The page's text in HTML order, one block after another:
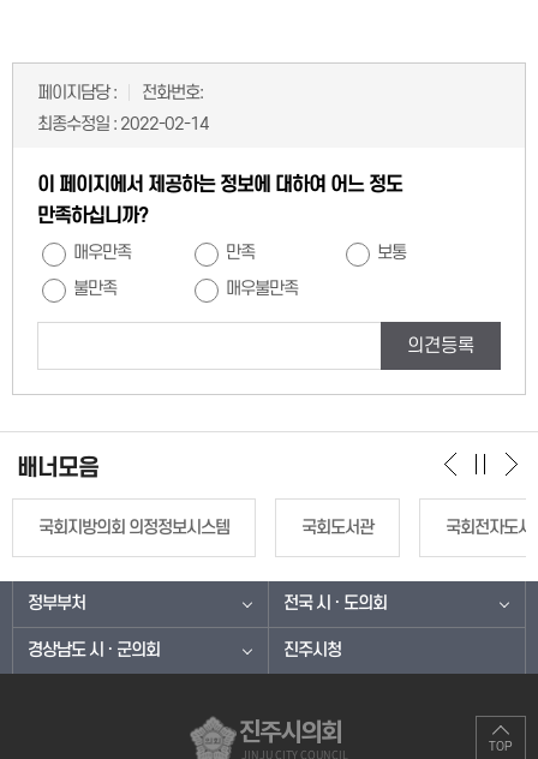
페이지담당 :
전화번호:
최종수정일 : 2022-02-14
이 페이지에서 제공하는 정보에 대하여 어느 정도
만족하십니까?
매우만족 만족
보통
불만족
매우불만족
의견등록
배너모음
국회지방의회 의정정보시스템 국회도서관 국회전자도서
정부부처 전국 시 · 도의회
경상남도 시 · 군의회 진주시청
진주시의회
JINJU CITY COUNCIL TOP